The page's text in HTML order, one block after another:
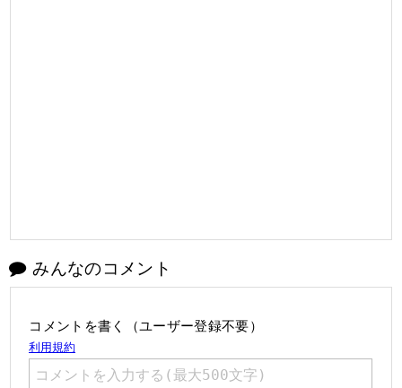
みんなのコメント
コメントを書く（ユーザー登録不要）